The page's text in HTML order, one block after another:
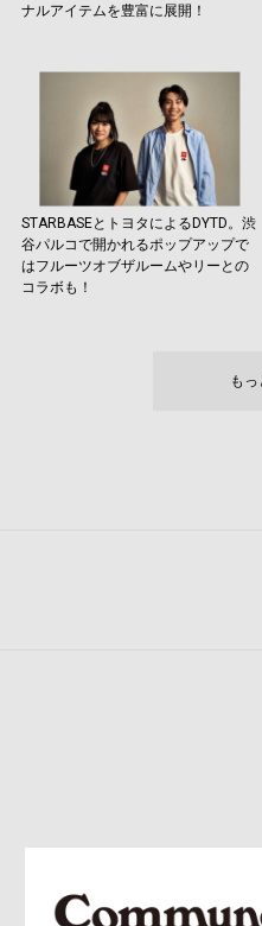
ナルアイテムを豊富に展開！
STARBASEとトヨタによるDYTD。渋
谷パルコで開かれるポップアップで
はフルーツオブザルームやリーとの
コラボも！
も